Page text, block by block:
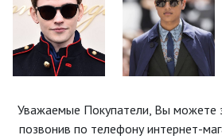
Уважаемые Покупатели, Вы можете
позвонив по телефону интернет-